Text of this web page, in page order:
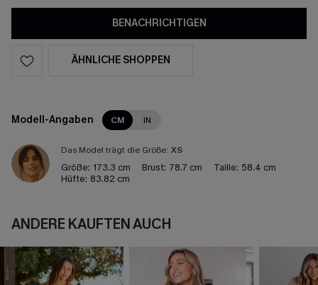
BENACHRICHTIGEN
ÄHNLICHE SHOPPEN
Modell-Angaben CM IN
Das Model trägt die Größe: XS
Größe: 173.3 cm Brust: 78.7 cm Taille: 58.4 cm
Hüfte: 83.82 cm
ANDERE KAUFTEN AUCH